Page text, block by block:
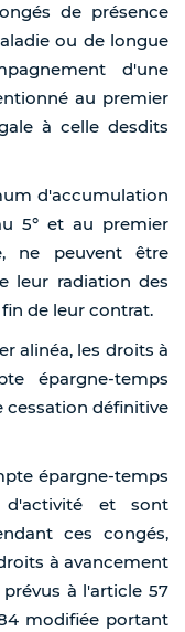
de présence
ou de longue
d'une
au premier
à celle desdits
d'accumulation
5° et au premier
ne peuvent être
leur radiation des
de leur contrat.
alinéa, les droits à
épargne-temps
cessation définitive
épargne-temps
et sont
ces congés,
à avancement
à l'article 57
modifiée portant